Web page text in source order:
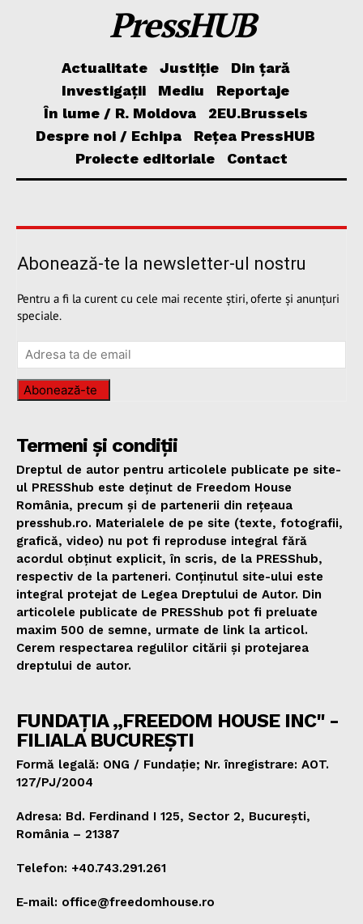
PressHUB
Actualitate Justiție
Din țară
Investigații
Mediu
Reportaje
În lume / R. Moldova
2EU.Brussels
Despre noi / Echipa
Rețea PressHUB
Proiecte editoriale
Contact
Abonează-te la newsletter-ul nostru
Pentru a fi la curent cu cele mai recente știri, oferte și anunțuri
speciale.
Abonează-te
Termeni și condiții
Dreptul de autor pentru articolele publicate pe site-
ul PRESShub este deținut de Freedom House
România, precum și de partenerii din rețeaua
presshub.ro. Materialele de pe site (texte, fotografii,
grafică, video) nu pot fi reproduse integral fără
acordul obținut explicit, în scris, de la PRESShub,
respectiv de la parteneri. Conținutul site-ului este
integral protejat de Legea Dreptului de Autor. Din
articolele publicate de PRESShub pot fi preluate
maxim 500 de semne, urmate de link la articol.
Cerem respectarea regulilor citării și protejarea
dreptului de autor.
FUNDAȚIA „FREEDOM HOUSE INC" -
FILIALA BUCUREȘTI
Formă legală: ONG / Fundație; Nr. înregistrare: AOT.
127/PJ/2004
Adresa: Bd. Ferdinand I 125, Sector 2, București,
România – 21387
Telefon: +40.743.291.261
E-mail: office@freedomhouse.ro